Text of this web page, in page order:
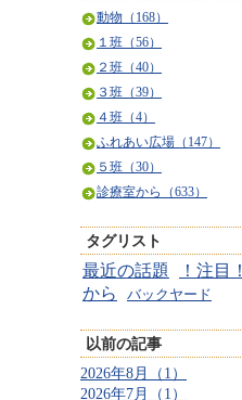
動物（168）
１班（56）
２班（40）
３班（39）
４班（4）
ふれあい広場（147）
５班（30）
診療室から（633）
タグリスト
最近の話題 ！注目！
から
バックヤード
以前の記事
2026年8月（1）
2026年7月（1）